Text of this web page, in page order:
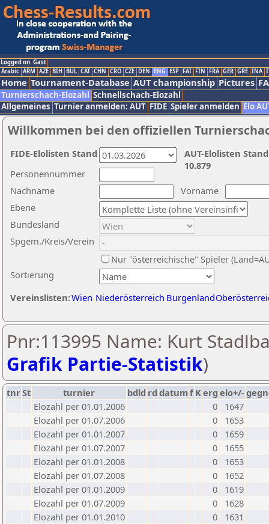
Logged on: Gast
Arabic ARM AZE BIH BUL CAT CHN CRO CZE DEN ENG ESP FAI FIN FRA GER GRE INA
Home Tournament-Database AUT championship Pictures
Turnierschach-Elozahl Schnellschach-Elozahl
Allgemeines Turnier anmelden: AUT FIDE Spieler anmelden Elo
Willkommen bei den offiziellen
Nachname
Vorname
Ebene
Sortierung
Personennummer
Bundesland
Spgem./Kreis/Verein
Nur "österreichische" Spieler
Vereinslisten:Wien Niederösterreich Burgenland
AUT-Elolisten
10.879
FIDE-Elolisten Stand
Pnr:113995 Name: Kurt
Grafik Partie-Statistik)
tnrSt turnier bdld rd datumf Kerg elo+/-
Elozahl per 01.01.2006
0
1647
Elozahl per 01.07.2006
0
1653
Elozahl per 01.01.2007
0
1659
Elozahl per 01.07.2007
0
1655
Elozahl per 01.01.2008
0
1653
Elozahl per 01.07.2008
0
1652
Elozahl per 01.01.2009
0
1619
Elozahl per 01.07.2009
0
1628
Elozahl per 01.01.2010
0
1631